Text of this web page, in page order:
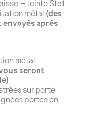
+ teinte Stell
métal (des
après
métal
seront
sur porte
portes en